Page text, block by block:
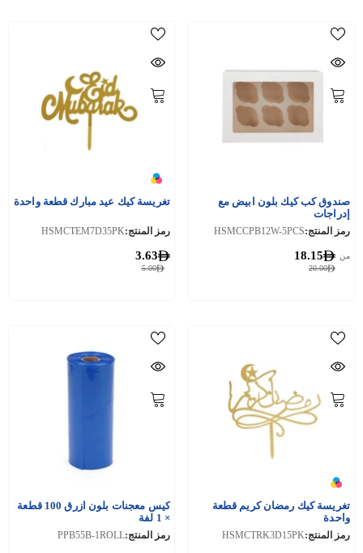
صندوق كب كيك بلون ابيض مع
إدراجات
رمز المنتج:HSMCCPB12W-5PCS
20.00
من 18.15
تغريسة كيك عيد مبارك قطعة واحدة
رمز المنتج:HSMCTEM7D35PK
5.00
3.63
تغريسة كيك رمضان كريم قطعة
واحدة
رمز المنتج:HSMCTRK3D15PK
كيس معجنات بلون ازرق 100 قطعة
× 1 لفة
رمز المنتج:PPB55B-1ROLL